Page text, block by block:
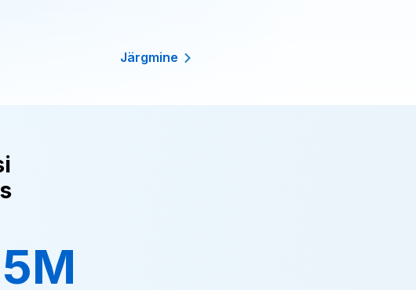
Järgmine